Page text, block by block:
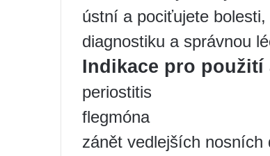
ústní a pociťujete
diagnostiku a správnou
Indikace pro
periostitis
flegmóna
zánět vedlejších nosních